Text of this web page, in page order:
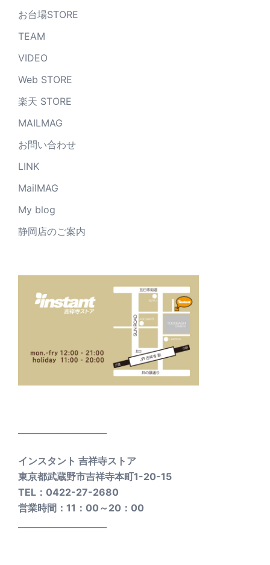
お台場STORE
TEAM
VIDEO
Web STORE
楽天 STORE
MAILMAG
お問い合わせ
LINK
MailMAG
My blog
静岡店のご案内
インスタント 吉祥寺ストア
東京都武蔵野市吉祥寺本町1-20-15
TEL：0422-27-2680
営業時間：11：00～20：00